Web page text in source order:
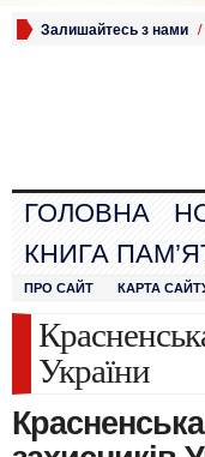
Залишайтесь з нами /
ГОЛОВНА
КНИГА
ПРО САЙТ КАРТА
України